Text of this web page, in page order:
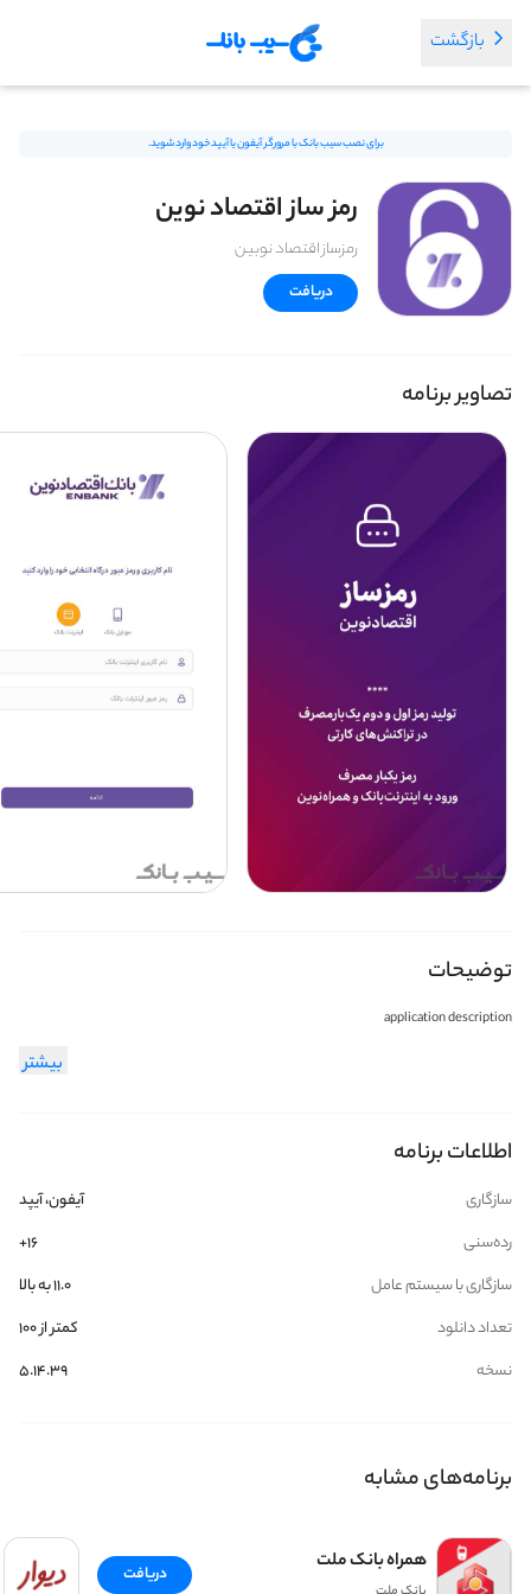
بازگشت
برای نصب سیب بانک با مرورگر آیفون یا آیپد خود وارد شوید.
رمز ساز اقتصاد نوین
رمزساز اقتصاد نوبین
دریافت
تصاویر برنامه
توضیحات
application description
بیشتر
اطلاعات برنامه
سازگاری
آیفون، آیپد
رده‌سنی
۱۶+
سازگاری با سیستم عامل
۱۱.۰ به بالا
تعداد دانلود
کمتر از ۱۰۰
نسخه
5.14.39
برنامه‌های مشابه
همراه بانک ملت دریافت